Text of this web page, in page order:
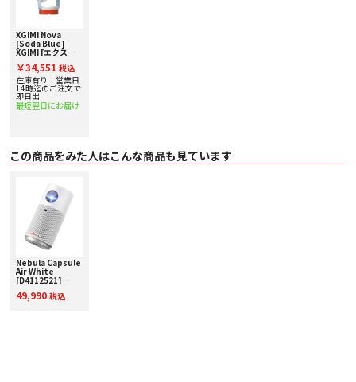
〇 自動台形補正 対応（中断なしの自動台形補正）
〇 オートフォーカス 対応（中断なしのオートフォーカス）
〇 スクリーンへの自動アジャスト /
〇 障害物自動回避 /
〇 光学ズーム /
〇 デジタルズーム 対応
〇 スローレシオ 1.3:1
〇 アスペクト比 /
〇 投影方式 フロント／リア／フロント天吊り／リア天吊り
〇 投影サイズ 45 〜 150 インチ
〇 RAM 2GB
〇 ストレージ 32GB
〇 高速起動 /
〇 ミラーリング DLNA / Google Cast
オーディオ
〇 スピーカー 2 x 3W Sound by JBL
〇 DTS-Virtual:X /
〇 DTS-HD /
〇 ドルビーオーディオ 対応
〇 ドルビーデジタル（DD） 対応
〇 ドルビーデジタルプラス（DD+） 対応
接続性
〇 WiFi WiFi 5 Dual-band 2.4/5GHz
XGIMI Nova
[Soda Blue]
XGIMI [エクスジ
プロジェクター 下
取り査定額20%ア
ップ実施中！
￥34,551 税込
在庫有り！営業日
14時迄のご注文で
即日出
最短翌日にお届け
この商品をみた人はこんな商品も見ています
Nebula Capsule
Air White
[D4112521]
Google TV搭載
49,990 税込